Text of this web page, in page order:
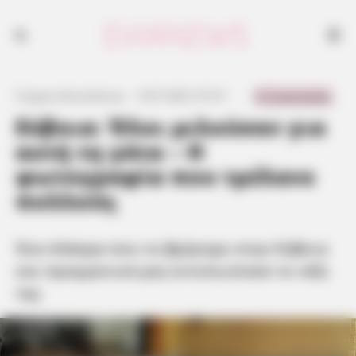
Εύβοια: Όλοι μιλούσαν για
αυτή τη γάτα – Η
φωτογραφία που τρέλανε
πολλούς
Ένα πλάσμα που το βρήκαμε στην Εύβοια